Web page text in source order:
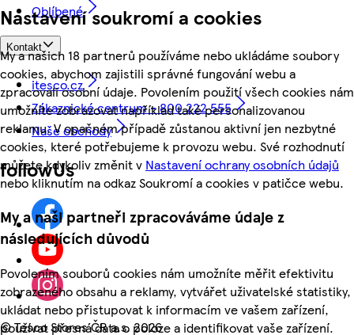
Nastavení soukromí a cookies
My a našich 18 partnerů používáme nebo ukládáme soubory
cookies, abychom zajistili správné fungování webu a
zpracovali osobní údaje. Povolením použití všech cookies nám
umožníte zobrazovat například také personalizovanou
reklamu. V opačném případě zůstanou aktivní jen nezbytné
cookies, které potřebujeme k provozu webu. Své rozhodnutí
můžete kdykoliv změnit v Nastavení ochrany osobních údajů
nebo kliknutím na odkaz Soukromí a cookies v patičce webu.
My a naši partneři zpracováváme údaje z
následujících důvodů
Povolením souborů cookies nám umožníte měřit efektivitu
zobrazeného obsahu a reklamy, vytvářet uživatelské statistiky,
ukládat nebo přistupovat k informacím ve vašem zařízení,
používat přesná data o poloze a identifikovat vaše zařízení.
Oblíbené
Kontakt
itesco.cz
Zákaznické centrum - 800 222 555
Naše obchody
followUs
©Tesco Stores ČR a.s. 2026